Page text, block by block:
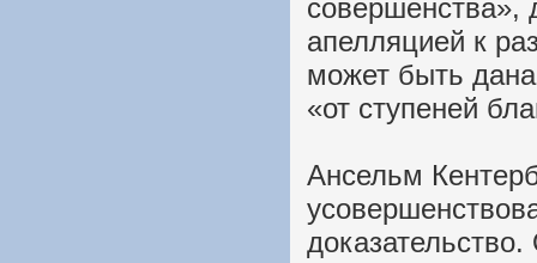
совершенства»,
апелляцией к
может быть дана
«от ступеней
Ансельм